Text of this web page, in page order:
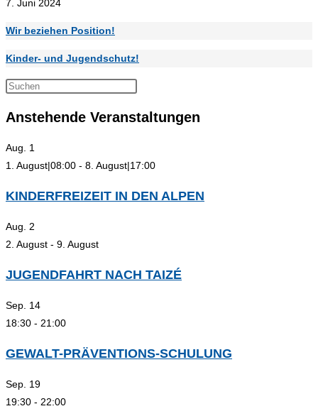
7. Juni 2024
Wir beziehen Position!
Kinder- und Jugendschutz!
to
panel.
Anstehende Veranstaltungen
Aug. 1
1. August|08:00 - 8. August|17:00
KINDERFREIZEIT IN DEN ALPEN
Aug. 2
2. August - 9. August
JUGENDFAHRT NACH TAIZÉ
Sep. 14
18:30 - 21:00
GEWALT-PRÄVENTIONS-SCHULUNG
Sep. 19
19:30 - 22:00